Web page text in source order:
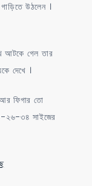
উঠলেন ।
আটকে গেল তার
দেখে ।
ফিগার তো
২৬-৩৪ সাইজের